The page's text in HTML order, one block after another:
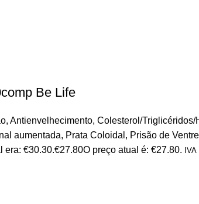
Be Life
, Antienvelhecimento, Colesterol/Triglicéridos/
aumentada, Prata Coloidal , Prisão de Ventre
era: €30.30.€27.80O preço atual é: €27.80.